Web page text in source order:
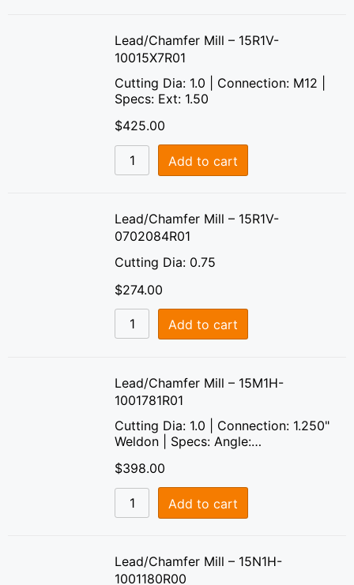
Lead/Chamfer Mill – 15R1V-
10015X7R01
Cutting Dia: 1.0 | Connection: M12 |
Specs: Ext: 1.50
$425.00
Add to cart
Lead/Chamfer Mill – 15R1V-
0702084R01
Cutting Dia: 0.75
$274.00
Add to cart
Lead/Chamfer Mill – 15M1H-
1001781R01
Cutting Dia: 1.0 | Connection: 1.250"
Weldon | Specs: Angle:…
$398.00
Add to cart
Lead/Chamfer Mill – 15N1H-
1001180R00